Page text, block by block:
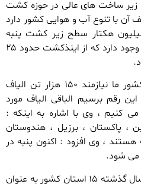
زیر ساخت های عالی در حوزه کشت
آن با تنوع آب و هوایی کشور دارد
افزود : در دنیا ۳۳ میلیون هکتار سطح زیر کشت پنبه
معادل سه درصد از اراضی جهان وجود دارد که از اینذکشت حدود ۲۵
قربانی نصر آباد تصریح کرد : کشور ما نیازمند ۱۵۰ هزار تن الیاف
رقم برسیم الباقی الیاف مورد
کنیم ، وی با اشاره به اینکه :
، پاکستان ، برزیل ، هندوستان
هستند ، وی افزود : اکنون پنبه در
وی با اشاره به اینکه : طی چند سال گذشته ۱۵ استان کشور به عنوان